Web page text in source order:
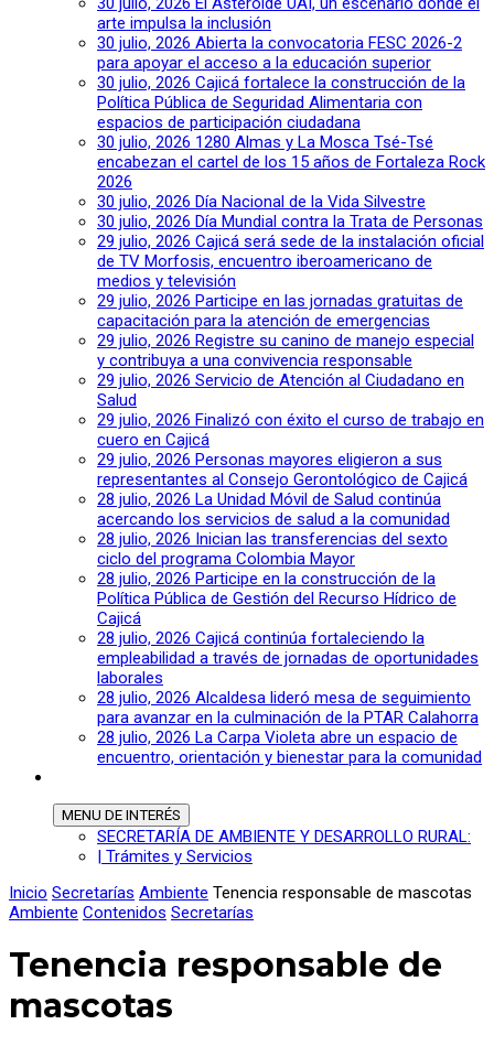
arte impulsa la inclusión
30 julio, 2026 Abierta la convocatoria FESC 2026-2
para apoyar el acceso a la educación superior
30 julio, 2026 Cajicá fortalece la construcción de la
Política Pública de Seguridad Alimentaria con
espacios de participación ciudadana
30 julio, 2026 1280 Almas y La Mosca Tsé-Tsé
encabezan el cartel de los 15 años de Fortaleza Rock
2026
30 julio, 2026 Día Nacional de la Vida Silvestre
30 julio, 2026 Día Mundial contra la Trata de Personas
29 julio, 2026 Cajicá será sede de la instalación oficial
de TV Morfosis, encuentro iberoamericano de
medios y televisión
29 julio, 2026 Participe en las jornadas gratuitas de
capacitación para la atención de emergencias
29 julio, 2026 Registre su canino de manejo especial
y contribuya a una convivencia responsable
29 julio, 2026 Servicio de Atención al Ciudadano en
Salud
29 julio, 2026 Finalizó con éxito el curso de trabajo en
cuero en Cajicá
29 julio, 2026 Personas mayores eligieron a sus
representantes al Consejo Gerontológico de Cajicá
28 julio, 2026 La Unidad Móvil de Salud continúa
acercando los servicios de salud a la comunidad
28 julio, 2026 Inician las transferencias del sexto
ciclo del programa Colombia Mayor
28 julio, 2026 Participe en la construcción de la
Política Pública de Gestión del Recurso Hídrico de
Cajicá
28 julio, 2026 Cajicá continúa fortaleciendo la
empleabilidad a través de jornadas de oportunidades
laborales
28 julio, 2026 Alcaldesa lideró mesa de seguimiento
para avanzar en la culminación de la PTAR Calahorra
28 julio, 2026 La Carpa Violeta abre un espacio de
encuentro, orientación y bienestar para la comunidad
MENU DE INTERÉS
SECRETARÍA DE AMBIENTE Y DESARROLLO RURAL:
| Trámites y Servicios
Inicio Secretarías Ambiente Tenencia responsable de mascotas
Ambiente Contenidos Secretarías
Tenencia responsable de
mascotas